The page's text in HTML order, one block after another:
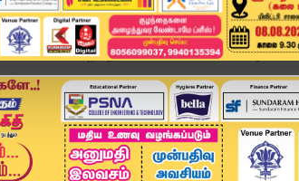
"கல்விக்கட்டணத்தை கட்டாயம் வெளியிட வேண்டும்" - ...